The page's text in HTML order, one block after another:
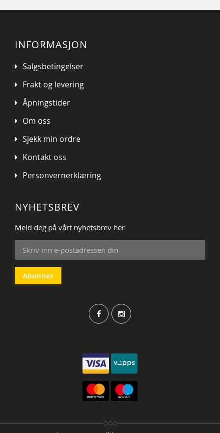
INFORMASJON
Salgsbetingelser
Frakt og levering
Åpningstider
Om oss
Sjekk min ordre
Kontakt oss
Personvernerklæring
NYHETSBREV
Meld deg på vårt nyhetsbrev her
Sign
Up
for
Our
Newsletter:
Abonner